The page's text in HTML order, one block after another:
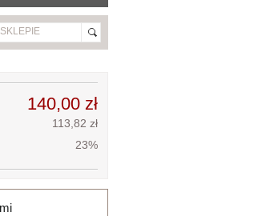
140,00 zł
113,82 zł
23%